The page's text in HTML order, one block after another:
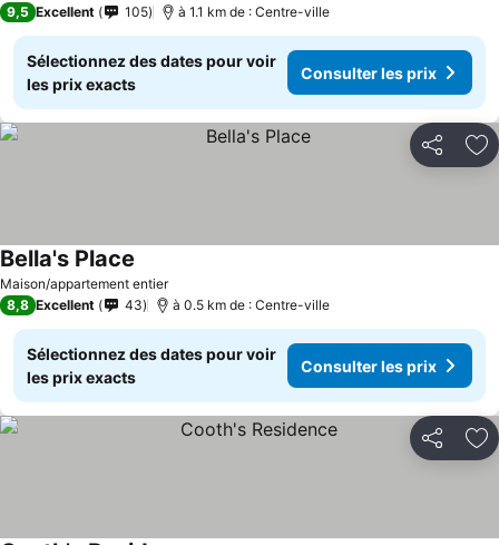
9,5 Excellent 105 à 1.1 km de : Centre-ville
Sélectionnez des dates pour voir
les prix exacts
Consulter les prix
Partager
Maison/appartement entier
Bella's Place
8,8 Excellent 43 à 0.5 km de : Centre-ville
Sélectionnez des dates pour voir
les prix exacts
Consulter les prix
Partager